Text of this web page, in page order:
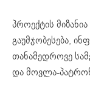
პროექტის
გაუმჯობესება,
თანამედროვე
და მოვლა-